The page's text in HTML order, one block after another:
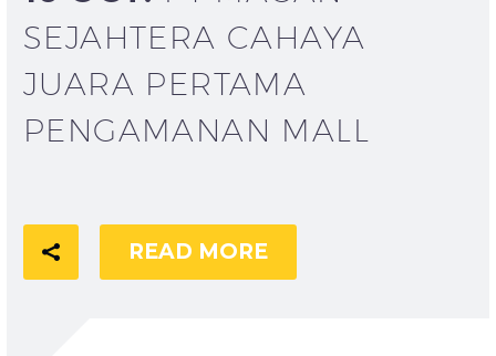
SEJAHTERA CAHAYA
JUARA PERTAMA
PENGAMANAN MALL
READ MORE